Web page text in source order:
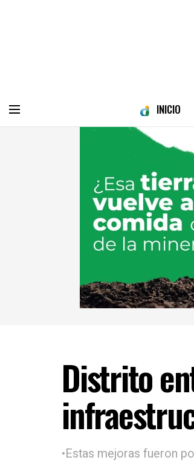
INICIO
Distrito
•Estas mejoras fueron